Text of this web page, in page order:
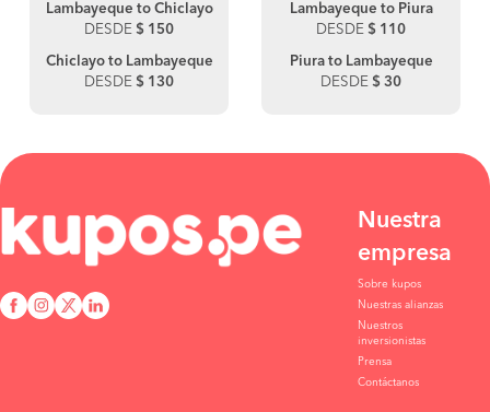
Lambayeque to Chiclayo
DESDE $ 150
Chiclayo to Lambayeque
DESDE $ 130
Lambayeque to Piura
DESDE $ 110
Piura to Lambayeque
DESDE $ 30
Nuestra
empresa
Sobre kupos
Nuestras alianzas
Nuestros
inversionistas
Prensa
Contáctanos